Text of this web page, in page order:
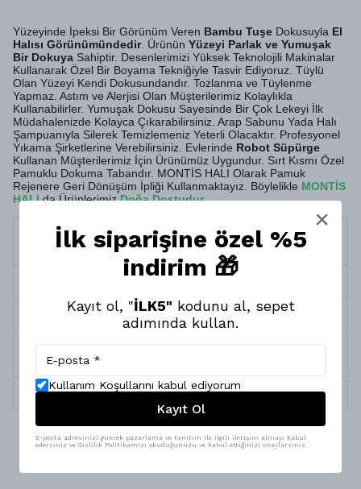
Yüzeyinde İpeksi Bir Görünüm Veren Bambu Tuşe Dokusuyla El
Halısı Görünümündedir. Ürünün Yüzeyi Parlak ve Yumuşak
Bir Dokuya Sahiptir. Desenlerimizi Yüksek Teknolojili Makinalar
Kullanarak Özel Bir Boyama Tekniğiyle Tasvir Ediyoruz. Tüylü
Olan Yüzeyi Kendi Dokusundandır. Tozlanma ve Tüylenme
Yapmaz. Astım ve Alerjisi Olan Müşterilerimiz Kolaylıkla
Kullanabilirler. Yumuşak Dokusu Sayesinde Bir Çok Lekeyi İlk
Müdahalenizde Kolayca Çıkarabilirsiniz. Arap Sabunu Yada Halı
Şampuanıyla Silerek Temizlemeniz Yeterli Olacaktır. Profesyonel
Yıkama Şirketlerine Verebilirsiniz. Evlerinde Robot Süpürge
Kullanan Müşterilerimiz İçin Ürünümüz Uygundur. Sırt Kısmı Özel
Pamuklu Dokuma Tabandır. MONTİS HALI Olarak Pamuk
Rejenere Geri Dönüşüm İpliği Kullanmaktayız. Böylelikle MONTİS
HALIda ÜrünlerimizDoğa Dostudur.
Termin
10 İş Günü
Yumuşak Dokuma Taban Halı
Yıkama &
Bakım
Robot Süpürge, Silinebilir ve Profesyonel
İplik Çeşitleri Pamuk, Polyester
İlk siparişine özel %5
indirim 🎁
Kayıt ol, "İLK5" kodunu al, sepet
adımında kullan.
Kullanım Koşullarını kabul ediyorum
Kayıt Ol
E-posta adresinizi girerek pazarlama ve tanıtım ile ilgili iletişim almayı kabul
edersiniz ve Gizlilik Politikamızı okuduğunuzu ve kabul ettiğinizi onaylarsınız.